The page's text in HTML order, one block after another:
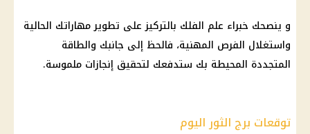
و ينصحك خبراء علم الفلك بالتركيز على تطوير مهاراتك الحالية
واستغلال الفرص المهنية، فالحظ إلى جانبك والطاقة
المتجددة المحيطة بك ستدفعك لتحقيق إنجازات ملموسة.
توقعات برج الثور اليوم